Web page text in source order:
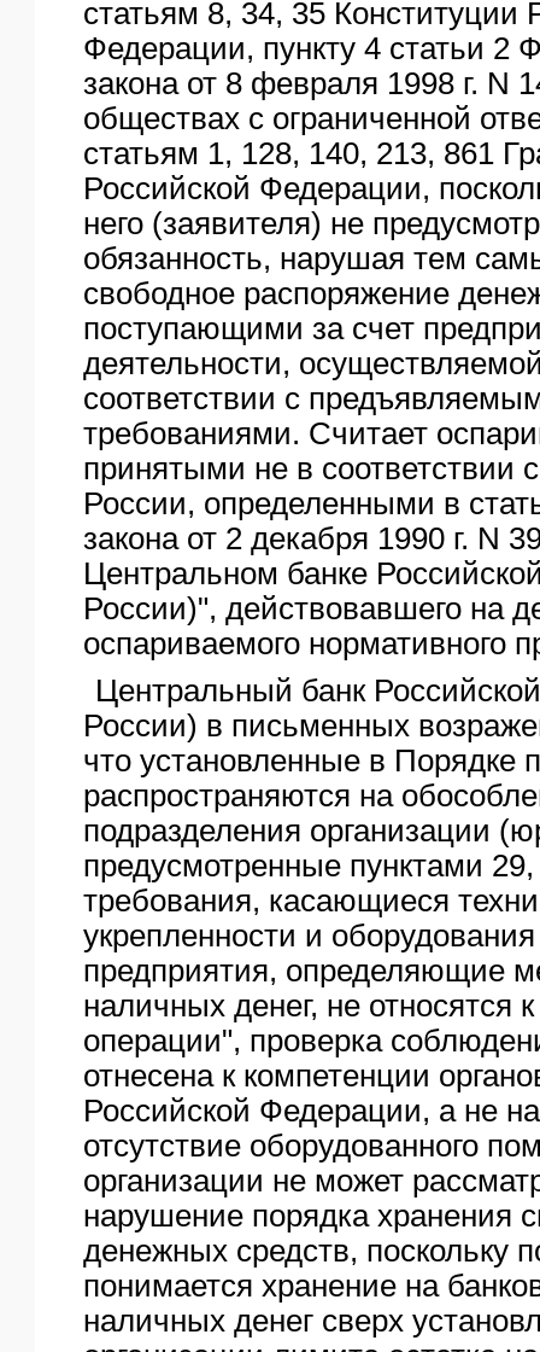
статьям 8, 34, 35 Конституции
Федерации, пункту 4 статьи 2
закона от 8 февраля 1998 г. N
обществах с ограниченной
статьям 1, 128, 140, 213, 861
Российской Федерации,
него (заявителя) не
обязанность, нарушая тем
свободное распоряжение
поступающими за счет
деятельности,
соответствии с
требованиями. Считает
принятыми не в соответствии
России, определенными в
закона от 2 декабря 1990 г. N
Центральном банке
России)", действовавшего на
оспариваемого нормативного
Центральный банк
России) в письменных
что установленные в Порядке
распространяются на
подразделения организации
предусмотренные пунктами
требования, касающиеся
укрепленности и
предприятия, определяющие
наличных денег, не относятся
операции", проверка
отнесена к компетенции
Российской Федерации, а не
отсутствие оборудованного
организации не может
нарушение порядка хранения
денежных средств, поскольку
понимается хранение на
наличных денег сверх